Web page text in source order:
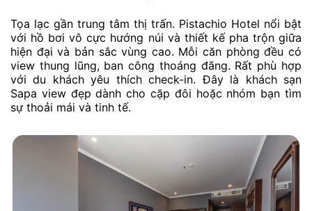
Tọa lạc gần trung tâm thị trấn. Pistachio Hotel nổi bật
với hồ bơi vô cực hướng núi và thiết kế pha trộn giữa
hiện đại và bản sắc vùng cao. Mỗi căn phòng đều có
view thung lũng, ban công thoáng đãng. Rất phù hợp
với du khách yêu thích check-in. Đây là khách sạn
Sapa view đẹp dành cho cặp đôi hoặc nhóm bạn tìm
sự thoải mái và tinh tế.